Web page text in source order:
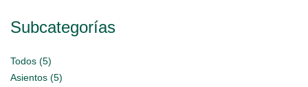
Subcategorías
Todos (5)
Asientos (5)